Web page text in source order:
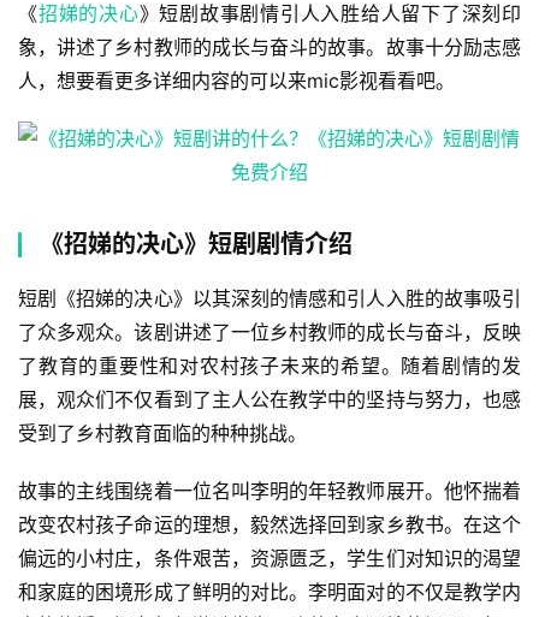
《招娣的决心》短剧故事剧情引人入胜给人留下了深刻印
象，讲述了乡村教师的成长与奋斗的故事。故事十分励志感
人，想要看更多详细内容的可以来mic影视看看吧。
《招娣的决心》短剧剧情介绍
短剧《招娣的决心》以其深刻的情感和引人入胜的故事吸引
了众多观众。该剧讲述了一位乡村教师的成长与奋斗，反映
了教育的重要性和对农村孩子未来的希望。随着剧情的发
展，观众们不仅看到了主人公在教学中的坚持与努力，也感
受到了乡村教育面临的种种挑战。
故事的主线围绕着一位名叫李明的年轻教师展开。他怀揣着
改变农村孩子命运的理想，毅然选择回到家乡教书。在这个
偏远的小村庄，条件艰苦，资源匮乏，学生们对知识的渴望
和家庭的困境形成了鲜明的对比。李明面对的不仅是教学内